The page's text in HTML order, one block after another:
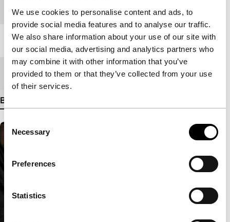
We use cookies to personalise content and ads, to
provide social media features and to analyse our traffic.
We also share information about your use of our site with
our social media, advertising and analytics partners who
may combine it with other information that you’ve
provided to them or that they’ve collected from your use
of their services.
Consent
Selection
Necessary
Preferences
Statistics
Festivaleditie IFFR 2009
Lengte 92'
Medium/FormaatHDcam
Bekijk meer details